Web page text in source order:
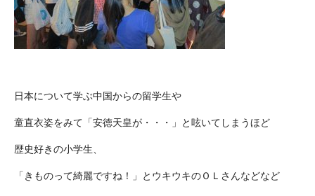
日本について学ぶ中国からの留学生や
童直衣姿をみて「安徳天皇が・・・」と呟いてしまうほど
歴史好きの小学生、
「きものって綺麗ですね！」とウキウキのＯＬさんなどなど